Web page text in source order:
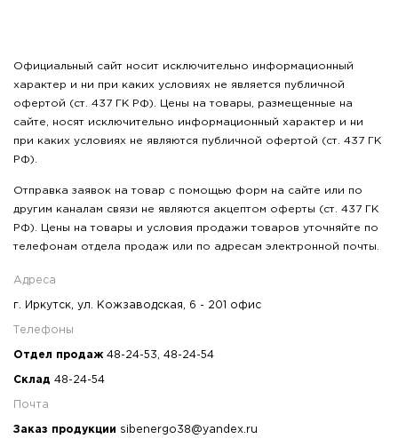
Официальный сайт носит исключительно информационный
характер и ни при каких условиях не является публичной
офертой (ст. 437 ГК РФ). Цены на товары, размещенные на
сайте, носят исключительно информационный характер и ни
при каких условиях не являются публичной офертой (ст. 437 ГК
РФ).
Отправка заявок на товар с помощью форм на сайте или по
другим каналам связи не являются акцептом оферты (ст. 437 ГК
РФ). Цены на товары и условия продажи товаров уточняйте по
телефонам отдела продаж или по адресам электронной почты.
Адреса
г. Иркутск, ул. Кожзаводская, 6 - 201 офис
Телефоны
Отдел продаж 48-24-53 48-24-54
Склад 48-24-54
Почта
Заказ продукции sibenergo38@yandex.ru